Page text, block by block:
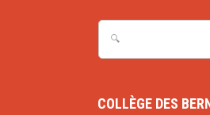
COLLÈGE DES